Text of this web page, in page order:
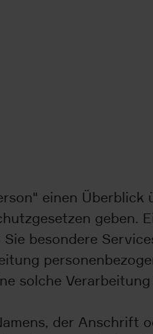
einen Überblick
geben.
besondere
solche
der Anschrift